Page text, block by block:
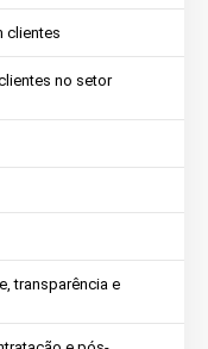
clientes
no setor
transparência e